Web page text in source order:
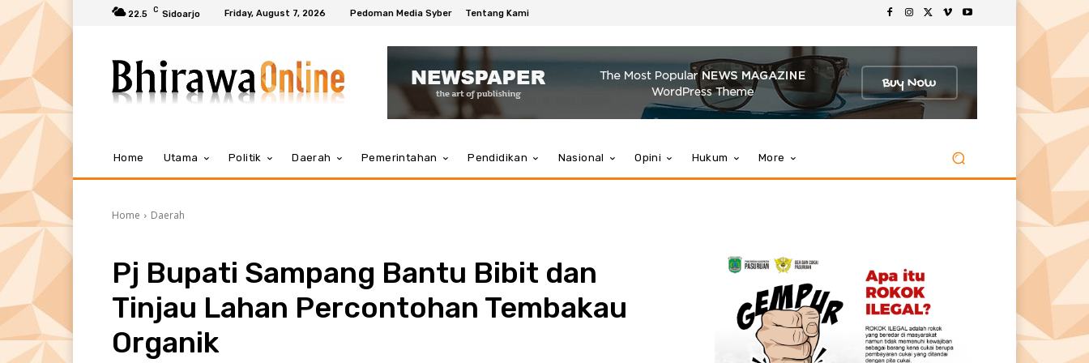
22.5 C Sidoarjo Friday, August 7, 2026 Pedoman Media Syber Tentang Kami
Home Utama Politik Daerah Pemerintahan Pendidikan Nasional Opini Hukum More
Home Daerah
Pj Bupati Sampang Bantu Bibit dan
Tinjau Lahan Percontohan Tembakau
Organik